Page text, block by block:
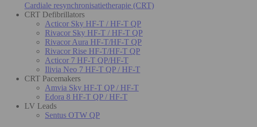
Cardiale resynchronisatietherapie (CRT)
CRT Defibrillators
Acticor Sky HF-T / HF-T QP
Rivacor Sky HF-T / HF-T QP
Rivacor Aura HF-T/HF-T QP
Rivacor Rise HF-T/HF-T QP
Acticor 7 HF-T QP/HF-T
Ilivia Neo 7 HF-T QP / HF-T
CRT Pacemakers
Amvia Sky HF-T QP / HF-T
Edora 8 HF-T QP / HF-T
LV Leads
Sentus OTW QP